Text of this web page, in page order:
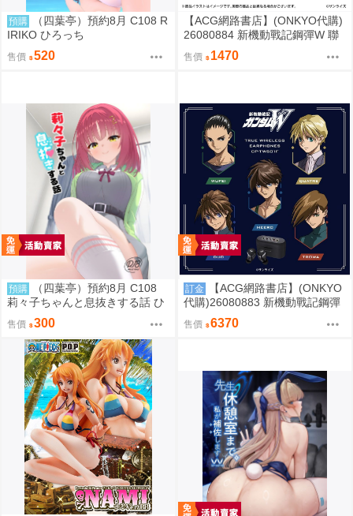
預購
（四葉亭）預約8月 C108 R
IRIKO ひろっち
售價 520
【ACG網路書店】(ONKYO代購)
26080884 新機動戰記鋼彈W 聯
名耳機 專屬充電器
售價 1470
預購
（四葉亭）預約8月 C108
莉々子ちゃんと息抜きする話 ひ
ろっち
售價 300
訂金
【ACG網路書店】(ONKYO
代購)26080883 新機動戰記鋼彈
W 聯名耳機 CP-TWS01F
售價 6370